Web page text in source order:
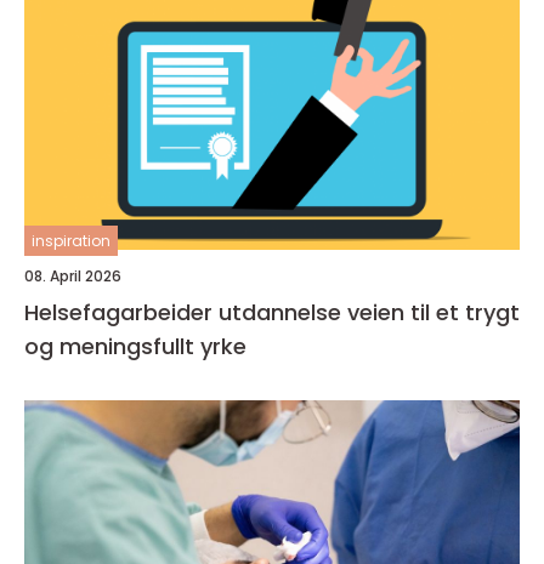
inspiration
08. April 2026
Helsefagarbeider utdannelse veien til et trygt
og meningsfullt yrke